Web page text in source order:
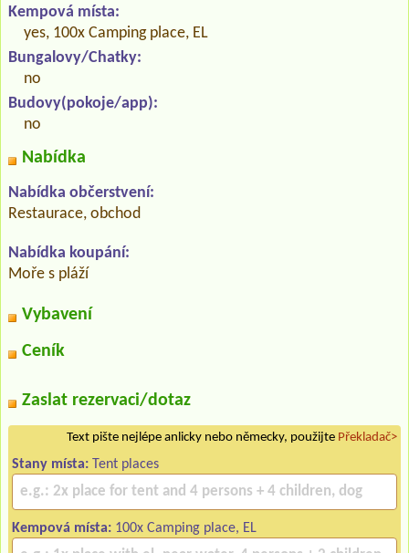
Kempová místa:
yes, 100x Camping place, EL
Bungalovy/Chatky:
no
Budovy(pokoje/app):
no
Nabídka
Nabídka občerstvení:
Restaurace, obchod
Nabídka koupání:
Moře s pláží
Vybavení
Ceník
Zaslat rezervaci/dotaz
Text pište nejlépe anlicky nebo německy, použijte Překladač>
Stany místa: Tent places
Kempová místa: 100x Camping place, EL